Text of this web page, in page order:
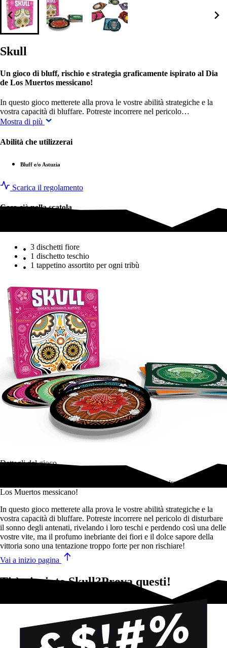
Skull
Un gioco di bluff, rischio e strategia graficamente ispirato al Dia
de Los Muertos messicano!
In questo gioco metterete alla prova le vostre abilità strategiche e la
vostra capacità di bluffare. Potreste incorrere nel pericolo…
Mostra di più
Abilità che utilizzerai
Bluff e/o Astuzia
Scarica il regolamento
Cosa c'è nella scatola
3 dischetti fiore
1 dischetto teschio
1 tappetino assortito per ogni tribù
Dettagli del gioco
Un gioco di bluff, rischio e strategia graficamente ispirato al Dia de
Los Muertos messicano!
In questo gioco metterete alla prova le vostre abilità strategiche e la
vostra capacità di bluffare. Potreste incorrere nel pericolo di disturbare
il sonno degli antenati, rivelando i loro teschi e perdendo così una delle
vostre vite, ma il profumo inebriante dei fiori e il dolce sapore della
vittoria sono una tentazione troppo forte per non rischiare!
Vai a inizio pagina
Ti è piaciuto Skull?Prova questi!